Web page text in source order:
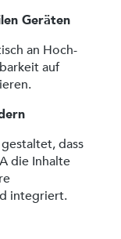
Geräten
an Hoch-
auf
dass
die Inhalte
integriert.